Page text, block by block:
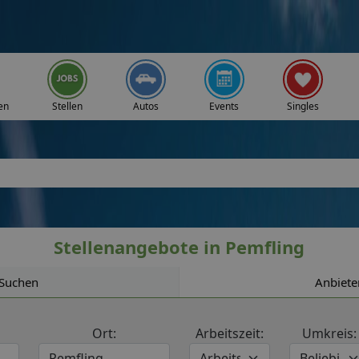
Stellen Autos Events Singles
Stellenangebote in Pemfling
Ort: Arbeitszeit: Umkreis: